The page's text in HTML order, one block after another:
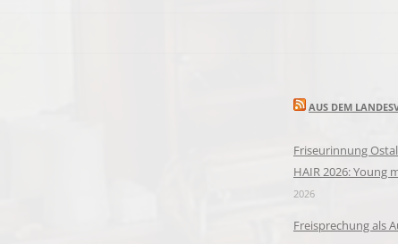
AUS DEM
Friseurinnung
HAIR 2026: Young
2026
Freisprechung als